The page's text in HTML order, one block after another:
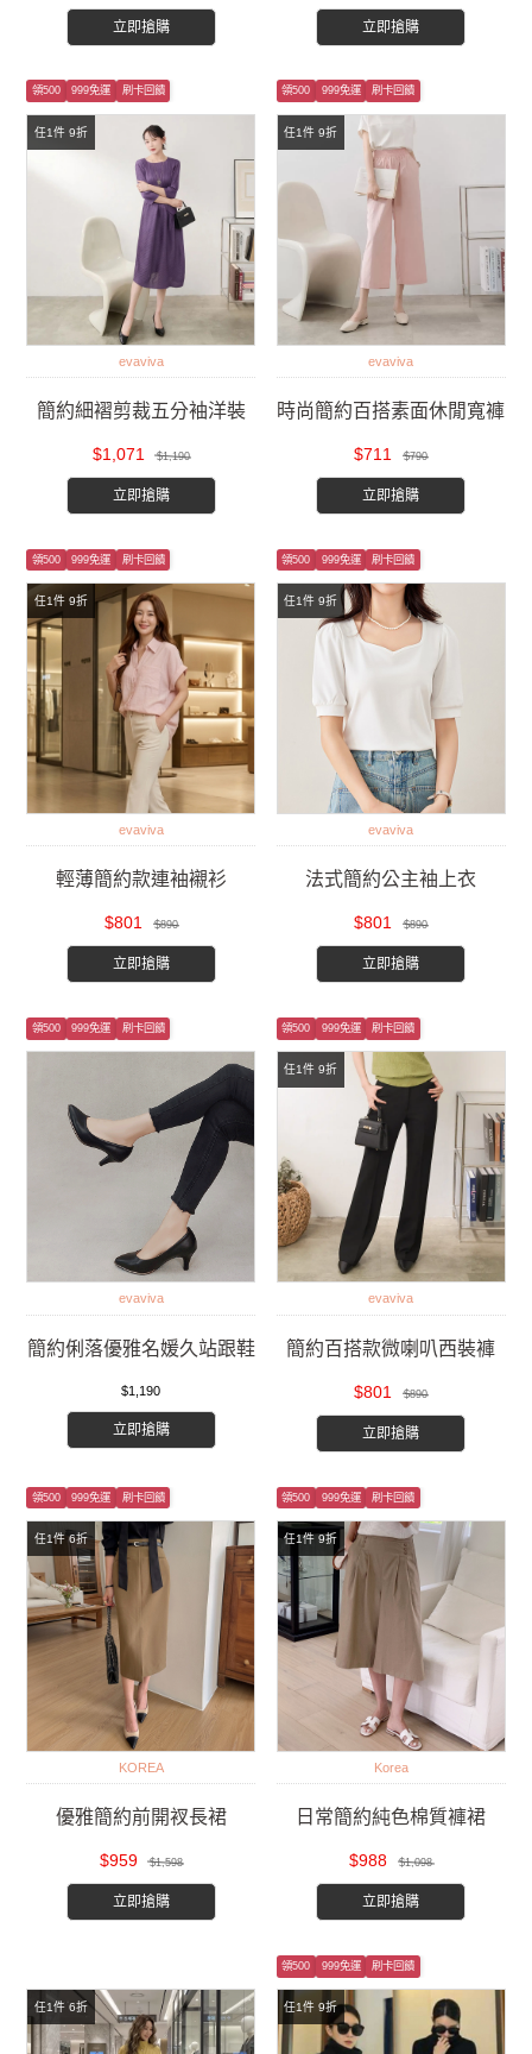
立即搶購 立即搶購
任1件 9折
領500 999免運 刷卡回饋
evaviva
簡約細褶剪裁五分袖洋裝
$1,071 $1,190
立即搶購
任1件 9折
領500 999免運 刷卡回饋
evaviva
時尚簡約百搭素面休閒寬褲
$711 $790
立即搶購
任1件 9折
領500 999免運 刷卡回饋
evaviva
輕薄簡約款連袖襯衫
$801 $890
立即搶購
任1件 9折
領500 999免運 刷卡回饋
evaviva
法式簡約公主袖上衣
$801 $890
立即搶購
領500 999免運 刷卡回饋
evaviva
簡約俐落優雅名媛久站跟鞋
$1,190
立即搶購
任1件 9折
領500 999免運 刷卡回饋
evaviva
簡約百搭款微喇叭西裝褲
$801 $890
立即搶購
任1件 6折
領500 999免運 刷卡回饋
KOREA
優雅簡約前開衩長裙
$959 $1,598
立即搶購
任1件 9折
領500 999免運 刷卡回饋
Korea
日常簡約純色棉質褲裙
$988 $1,098
立即搶購
任1件 6折 任1件 9折
領500 999免運 刷卡回饋